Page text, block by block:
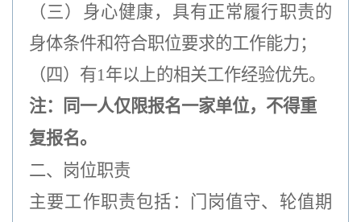
（三）身心健康，具有正常履行职责的
身体条件和符合职位要求的工作能力；
（四）有1年以上的相关工作经验优先。
注：同一人仅限报名一家单位，不得重
复报名。
二、岗位职责
主要工作职责包括：门岗值守、轮值期